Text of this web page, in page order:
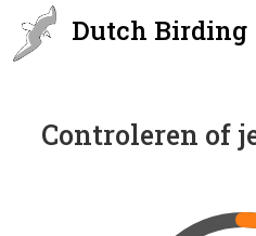
Dutch Birding
Controleren of